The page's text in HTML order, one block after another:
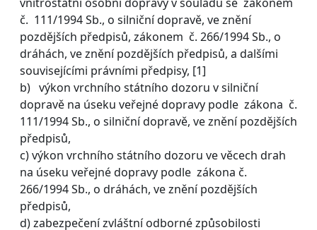
č. 111/1994 Sb., o silniční dopravě, ve znění
pozdějších předpisů, zákonem č. 266/1994 Sb., o
dráhách, ve znění pozdějších předpisů, a dalšími
souvisejícími právními předpisy, [1]
b) výkon vrchního státního dozoru v silniční
dopravě na úseku veřejné dopravy podle zákona č.
111/1994 Sb., o silniční dopravě, ve znění pozdějších
předpisů,
c) výkon vrchního státního dozoru ve věcech drah
na úseku veřejné dopravy podle zákona č.
266/1994 Sb., o dráhách, ve znění pozdějších
předpisů,
d) zabezpečení zvláštní odborné způsobilosti